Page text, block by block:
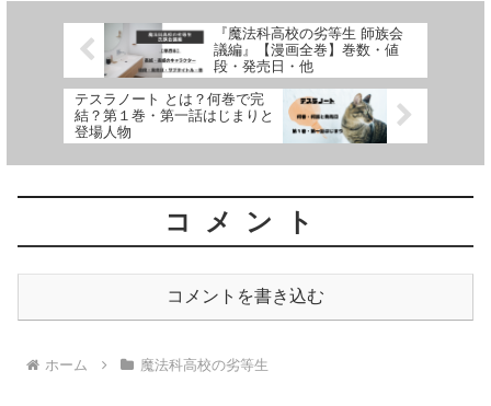
『魔法科高校の劣等生 師族会
議編』【漫画全巻】巻数・値
段・発売日・他
テスラノート とは？何巻で完
結？第１巻・第一話はじまりと
登場人物
コメント
コメントを書き込む
ホーム 魔法科高校の劣等生